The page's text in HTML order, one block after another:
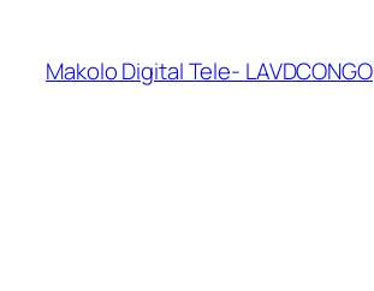
Makolo Digital Tele- LAVDCONGO